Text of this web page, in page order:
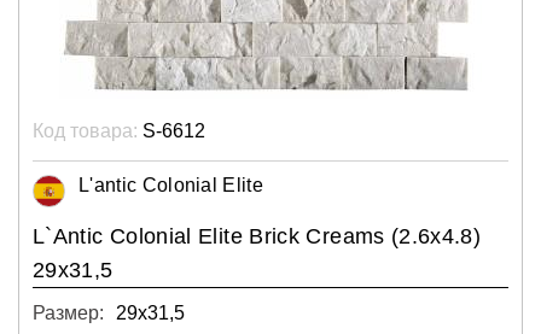
Код товара: S-6612
L'antic Colonial Elite
L`Antic Colonial Elite Brick Creams (2.6x4.8)
29x31,5
Размер:
29х31,5